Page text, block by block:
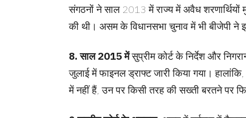
संगठनों ने साल 2013 में राज्य में अवैध शरणार्थियों
की थी। असम के विधानसभा चुनाव में भी बीजेपी ने
8.साल 2015 मेंसुप्रीम कोर्ट के निर्देश और
जुलाई में फाइनल ड्राफ्ट जारी किया गया।
में नहीं हैं, उन पर किसी तरह की सख्ती बरतने पर